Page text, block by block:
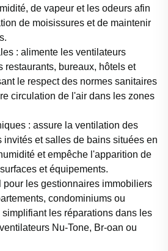
de vapeur et les odeurs afin
de moisissures et de maintenir
: alimente les ventilateurs
restaurants, bureaux, hôtels et
le respect des normes sanitaires
circulation de l'air dans les zones
: assure la ventilation des
invités et salles de bains situées en
et empêche l'apparition de
et équipements.
pour les gestionnaires immobiliers
condominiums ou
les réparations dans les
Nu-Tone, Br-oan ou